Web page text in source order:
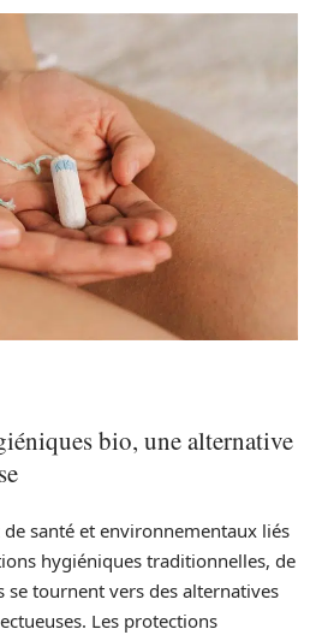
bio, une alternative
de santé et environnementaux liés
hygiéniques traditionnelles, de
se tournent vers des alternatives
Les protections